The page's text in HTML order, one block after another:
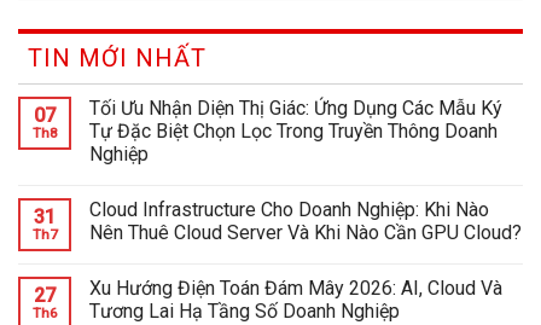
TIN MỚI NHẤT
07
Th8
Tối Ưu Nhận Diện Thị Giác: Ứng Dụng Các Mẫu Ký
Tự Đặc Biệt Chọn Lọc Trong Truyền Thông Doanh
Nghiệp
31
Th7
Cloud Infrastructure Cho Doanh Nghiệp: Khi Nào
Nên Thuê Cloud Server Và Khi Nào Cần GPU Cloud?
27
Th6
Xu Hướng Điện Toán Đám Mây 2026: AI, Cloud Và
Tương Lai Hạ Tầng Số Doanh Nghiệp